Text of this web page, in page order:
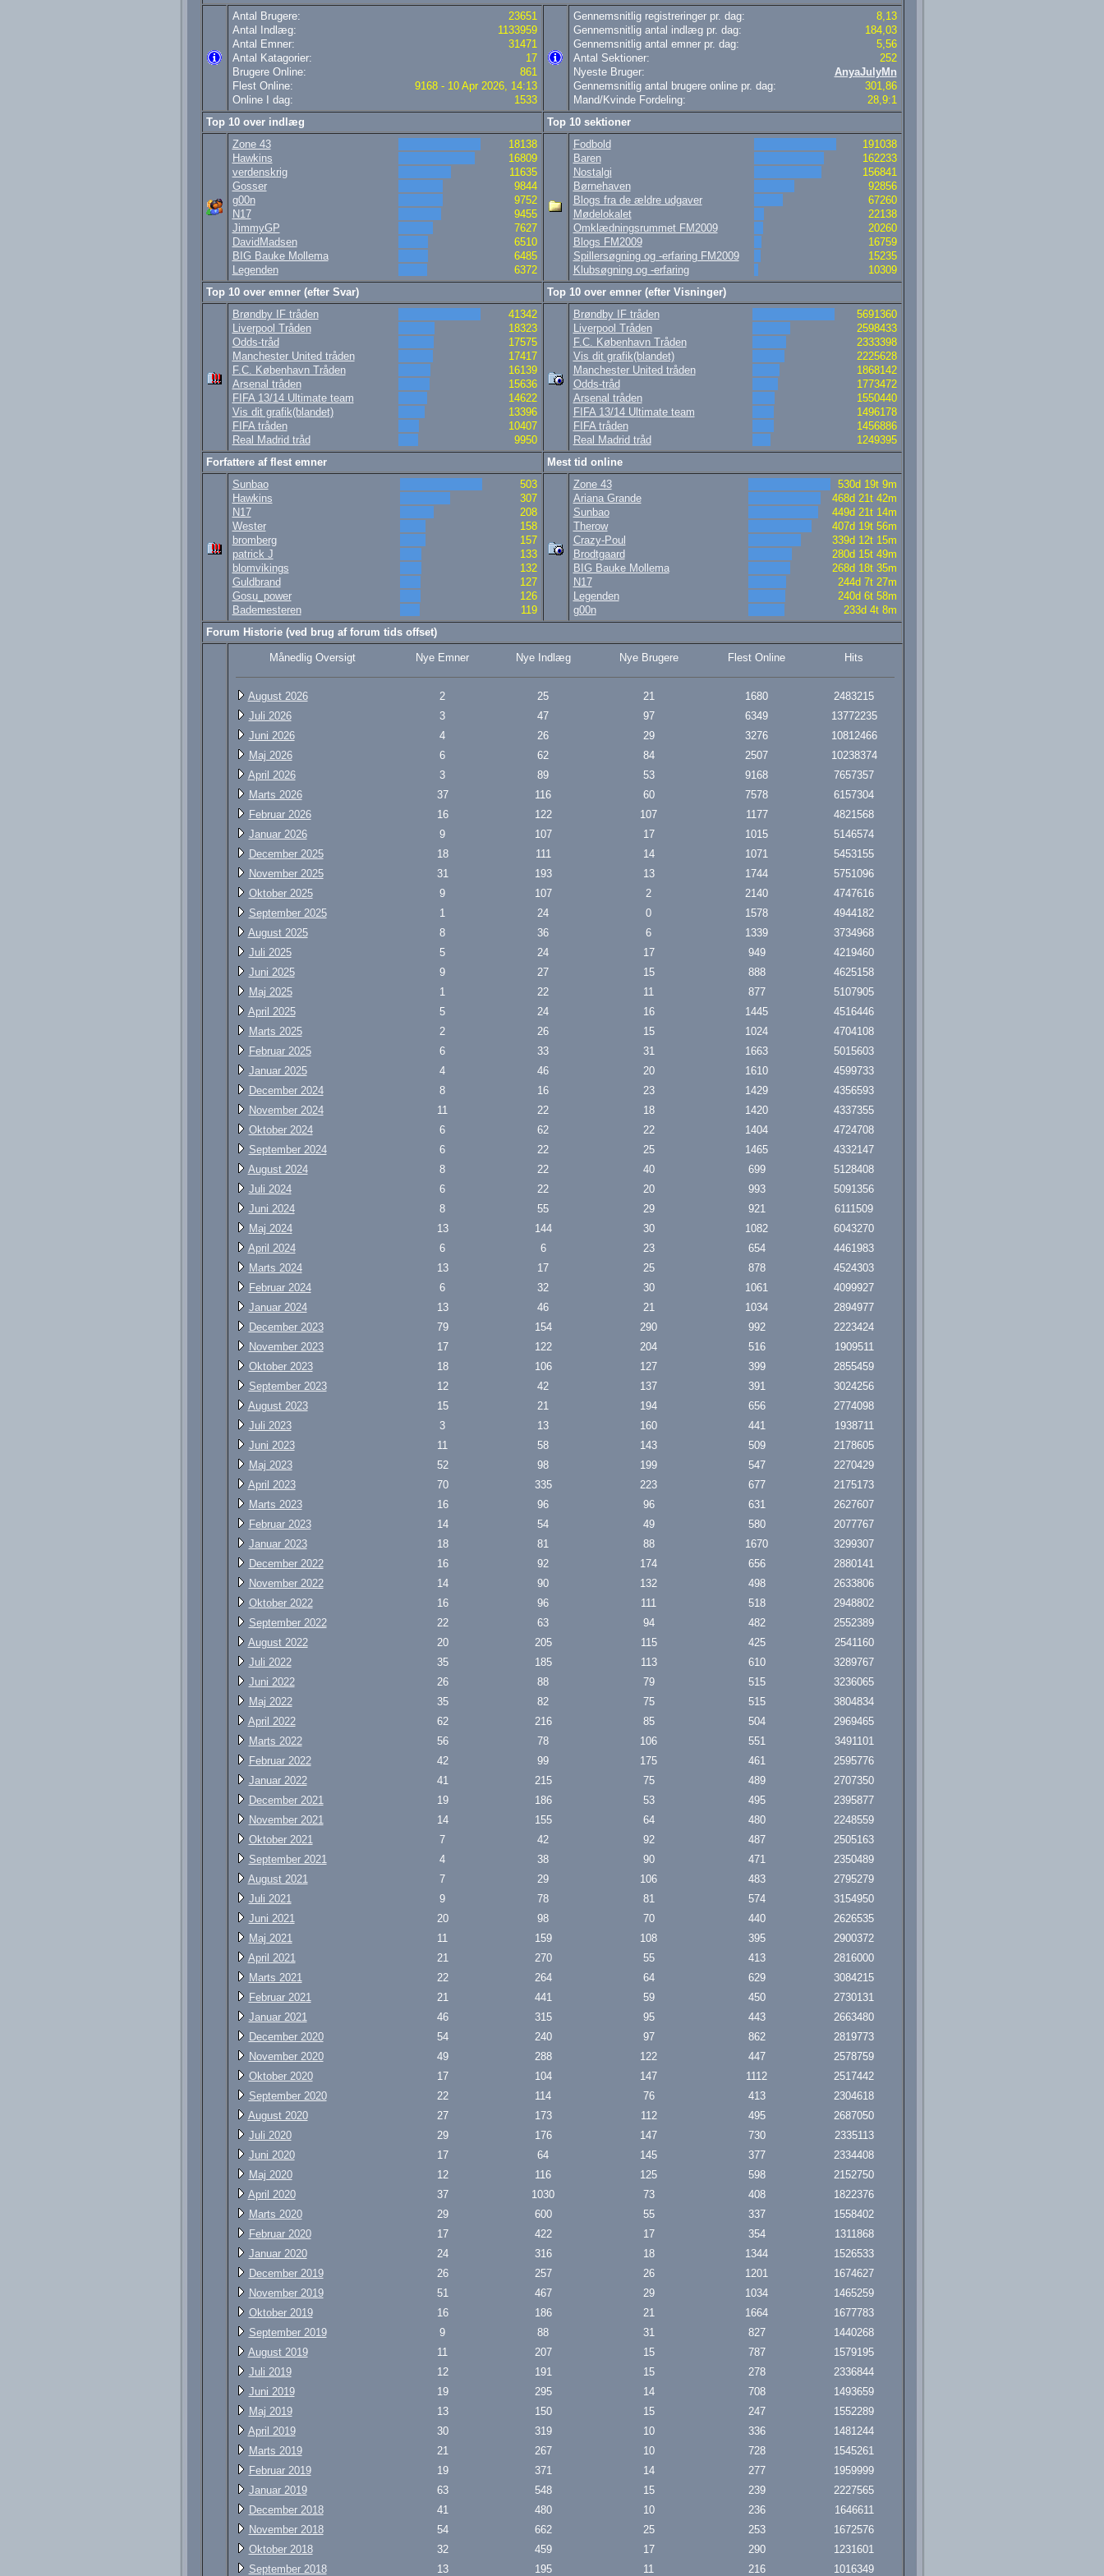
Antal Brugere:
23651
Antal Indlæg:
1133959
Antal Emner:
31471
Antal Katagorier:
17
Brugere Online:
861
Flest Online:
9168 - 10 Apr 2026, 14:13
Online I dag:
1533
Gennemsnitlig registreringer pr. dag:
8,13
Gennemsnitlig antal indlæg pr. dag:
184,03
Gennemsnitlig antal emner pr. dag:
5,56
Antal Sektioner:
252
Nyeste Bruger:
AnyaJulyMn
Gennemsnitlig antal brugere online pr. dag:
301,86
Mand/Kvinde Fordeling:
28,9:1
Top 10 over indlæg
Top 10 sektioner
Zone 43
18138
Hawkins
16809
verdenskrig
11635
Gosser
9844
g00n
9752
N17
9455
JimmyGP
7627
DavidMadsen
6510
BIG Bauke Mollema
6485
Legenden
6372
Fodbold
191038
Baren
162233
Nostalgi
156841
Børnehaven
92856
Blogs fra de ældre udgaver
67260
Mødelokalet
22138
Omklædningsrummet FM2009
20260
Blogs FM2009
16759
Spillersøgning og -erfaring FM2009
15235
Klubsøgning og -erfaring
10309
Top 10 over emner (efter Svar)
Top 10 over emner (efter Visninger)
Brøndby IF tråden
41342
Liverpool Tråden
18323
Odds-tråd
17575
Manchester United tråden
17417
F.C. København Tråden
16139
Arsenal tråden
15636
FIFA 13/14 Ultimate team
14622
Vis dit grafik(blandet)
13396
FIFA tråden
10407
Real Madrid tråd
9950
Brøndby IF tråden
5691360
Liverpool Tråden
2598433
F.C. København Tråden
2333398
Vis dit grafik(blandet)
2225628
Manchester United tråden
1868142
Odds-tråd
1773472
Arsenal tråden
1550440
FIFA 13/14 Ultimate team
1496178
FIFA tråden
1456886
Real Madrid tråd
1249395
Forfattere af flest emner
Mest tid online
Sunbao
503
Hawkins
307
N17
208
Wester
158
bromberg
157
patrick J
133
blomvikings
132
Guldbrand
127
Gosu_power
126
Bademesteren
119
Zone 43
530d 19t 9m
Ariana Grande
468d 21t 42m
Sunbao
449d 21t 14m
Therow
407d 19t 56m
Crazy-Poul
339d 12t 15m
Brodtgaard
280d 15t 49m
BIG Bauke Mollema
268d 18t 35m
N17
244d 7t 27m
Legenden
240d 6t 58m
g00n
233d 4t 8m
Forum Historie (ved brug af forum tids offset)
Månedlig Oversigt Nye Emner Nye Indlæg Nye Brugere Flest Online Hits
August 2026 2 25 21 1680
2483215
Juli 2026
3 47 97 6349
13772235
Juni 2026
4 26 29 3276
10812466
Maj 2026
6 62 84 2507
10238374
April 2026
3 89 53 9168
7657357
Marts 2026
37 116 60 7578
6157304
Februar 2026
16 122 107 1177
4821568
Januar 2026
9 107 17 1015
5146574
December 2025
18 111 14 1071
5453155
November 2025
31 193 13 1744
5751096
Oktober 2025
9 107 2 2140
4747616
September 2025
1 24 0 1578
4944182
August 2025
8 36 6 1339
3734968
Juli 2025
5 24 17 949
4219460
Juni 2025
9 27 15 888
4625158
Maj 2025
1 22 11 877
5107905
April 2025
5 24 16 1445
4516446
Marts 2025
2 26 15 1024
4704108
Februar 2025
6 33 31 1663
5015603
Januar 2025
4 46 20 1610
4599733
December 2024
8 16 23 1429
4356593
November 2024
11 22 18 1420
4337355
Oktober 2024
6 62 22 1404
4724708
September 2024
6 22 25 1465
4332147
August 2024
8 22 40 699
5128408
Juli 2024
6 22 20 993
5091356
Juni 2024
8 55 29 921
6111509
Maj 2024
13 144 30 1082
6043270
April 2024
6 6 23 654
4461983
Marts 2024
13 17 25 878
4524303
Februar 2024
6 32 30 1061
4099927
Januar 2024
13 46 21 1034
2894977
December 2023
79 154 290 992
2223424
November 2023
17 122 204 516
1909511
Oktober 2023
18 106 127 399
2855459
September 2023
12 42 137 391
3024256
August 2023
15 21 194 656
2774098
Juli 2023
3 13 160 441
1938711
Juni 2023
11 58 143 509
2178605
Maj 2023
52 98 199 547
2270429
April 2023
70 335 223 677
2175173
Marts 2023
16 96 96 631
2627607
Februar 2023
14 54 49 580
2077767
Januar 2023
18 81 88 1670
3299307
December 2022
16 92 174 656
2880141
November 2022
14 90 132 498
2633806
Oktober 2022
16 96 111 518
2948802
September 2022
22 63 94 482
2552389
August 2022
20 205 115 425
2541160
Juli 2022
35 185 113 610
3289767
Juni 2022
26 88 79 515
3236065
Maj 2022
35 82 75 515
3804834
April 2022
62 216 85 504
2969465
Marts 2022
56 78 106 551
3491101
Februar 2022
42 99 175 461
2595776
Januar 2022
41 215 75 489
2707350
December 2021
19 186 53 495
2395877
November 2021
14 155 64 480
2248559
Oktober 2021
7 42 92 487
2505163
September 2021
4 38 90 471
2350489
August 2021
7 29 106 483
2795279
Juli 2021
9 78 81 574
3154950
Juni 2021
20 98 70 440
2626535
Maj 2021
11 159 108 395
2900372
April 2021
21 270 55 413
2816000
Marts 2021
22 264 64 629
3084215
Februar 2021
21 441 59 450
2730131
Januar 2021
46 315 95 443
2663480
December 2020
54 240 97 862
2819773
November 2020
49 288 122 447
2578759
Oktober 2020
17 104 147 1112
2517442
September 2020
22 114 76 413
2304618
August 2020
27 173 112 495
2687050
Juli 2020
29 176 147 730
2335113
Juni 2020
17 64 145 377
2334408
Maj 2020
12 116 125 598
2152750
April 2020
37 1030 73 408
1822376
Marts 2020
29 600 55 337
1558402
Februar 2020
17 422 17 354
1311868
Januar 2020
24 316 18 1344
1526533
December 2019
26 257 26 1201
1674627
November 2019
51 467 29 1034
1465259
Oktober 2019
16 186 21 1664
1677783
September 2019
9 88 31 827
1440268
August 2019
11 207 15 787
1579195
Juli 2019
12 191 15 278
2336844
Juni 2019
19 295 14 708
1493659
Maj 2019
13 150 15 247
1552289
April 2019
30 319 10 336
1481244
Marts 2019
21 267 10 728
1545261
Februar 2019
19 371 14 277
1959999
Januar 2019
63 548 15 239
2227565
December 2018
41 480 10 236
1646611
November 2018
54 662 25 253
1672576
Oktober 2018
32 459 17 290
1231601
September 2018
13 195 11 216 1016349